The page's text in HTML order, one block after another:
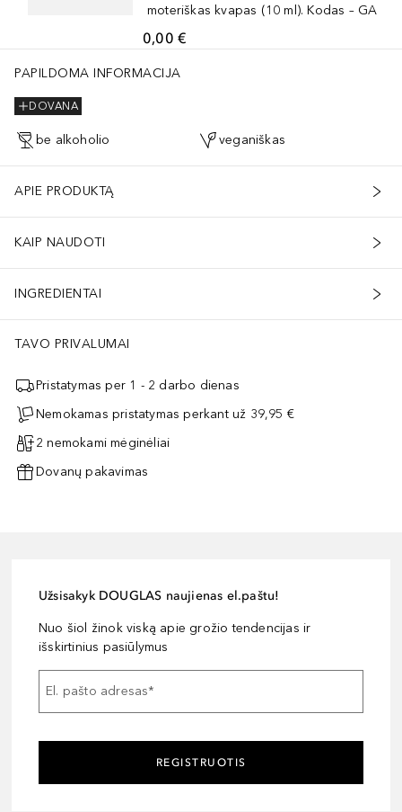
moteriškas kvapas (10 ml). Kodas – GA
0,00 €
PAPILDOMA INFORMACIJA
DOVANA
be alkoholio veganiškas
APIE PRODUKTĄ
KAIP NAUDOTI
INGREDIENTAI
TAVO PRIVALUMAI
Pristatymas per 1 - 2 darbo dienas
Nemokamas pristatymas perkant už 39,95 €
2 nemokami mėginėliai
Dovanų pakavimas
Užsisakyk DOUGLAS naujienas el.paštu!
Nuo šiol žinok viską apie grožio tendencijas ir
išskirtinius pasiūlymus
El. pašto adresas*
REGISTRUOTIS